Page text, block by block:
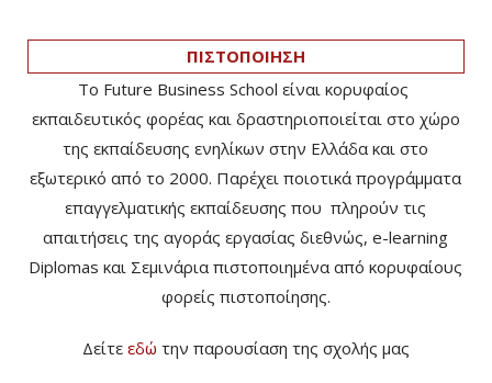
ΠΙΣΤΟΠΟΙΗΣΗ
Το Future Business School είναι κορυφαίος
εκπαιδευτικός φορέας και δραστηριοποιείται στο χώρο
της εκπαίδευσης ενηλίκων στην Ελλάδα και στο
εξωτερικό από το 2000. Παρέχει ποιοτικά προγράμματα
επαγγελματικής εκπαίδευσης που πληρούν τις
απαιτήσεις της αγοράς εργασίας διεθνώς, e-learning
Diplomas και Σεμινάρια πιστοποιημένα από κορυφαίους
φορείς πιστοποίησης.
Δείτε εδώ την παρουσίαση της σχολής μας